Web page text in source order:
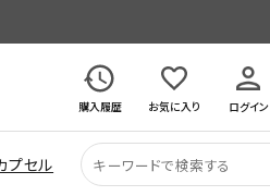
購入履歴
お気に入り ログイン
プセル